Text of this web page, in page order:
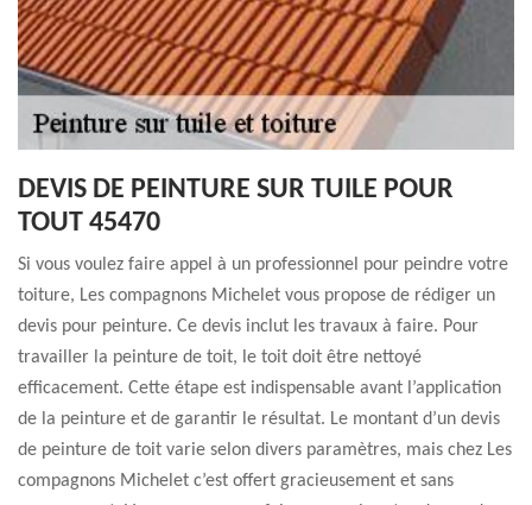
DEVIS DE PEINTURE SUR TUILE POUR
TOUT 45470
Si vous voulez faire appel à un professionnel pour peindre votre
toiture, Les compagnons Michelet vous propose de rédiger un
devis pour peinture. Ce devis inclut les travaux à faire. Pour
travailler la peinture de toit, le toit doit être nettoyé
efficacement. Cette étape est indispensable avant l’application
de la peinture et de garantir le résultat. Le montant d’un devis
de peinture de toit varie selon divers paramètres, mais chez Les
compagnons Michelet c’est offert gracieusement et sans